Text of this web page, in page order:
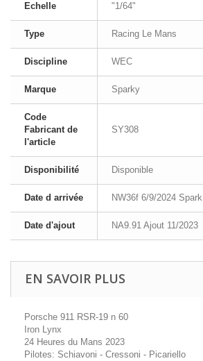
Echelle "1/64"
Type Racing Le Mans
Discipline WEC
Marque Sparky
Code
Fabricant de
l'article
SY308
Disponibilité Disponible
Date d arrivée NW36f 6/9/2024 Spark
Date d'ajout NA9.91 Ajout 11/2023
EN SAVOIR PLUS
Porsche 911 RSR-19 n 60
Iron Lynx
24 Heures du Mans 2023
Pilotes: Schiavoni - Cressoni - Picariello